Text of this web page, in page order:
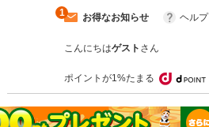
お得なお知らせ
1 ヘルプ
こんにちはゲスト さん
ポイントが1%たまる